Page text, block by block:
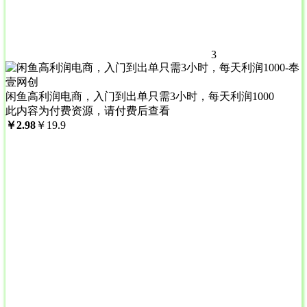
3
闲鱼高利润电商，入门到出单只需3小时，每天利润1000
此内容为付费资源，请付费后查看
￥2.98 ￥ 19.9